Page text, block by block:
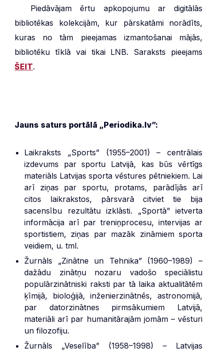
Piedāvājam ērtu apkopojumu ar digitālās
bibliotēkas kolekcijām, kur pārskatāmi norādīts,
kuras no tām pieejamas izmantošanai mājās,
bibliotēku tīklā vai tikai LNB. Saraksts pieejams
ŠEIT.
Jauns saturs portālā „Periodika.lv”:
Laikraksts „Sports” (1955–2001) – centrālais
izdevums par sportu Latvijā, kas būs vērtīgs
materiāls Latvijas sporta vēstures pētniekiem. Lai
arī ziņas par sportu, protams, parādījās arī
citos laikrakstos, pārsvarā citviet tie bija
sacensību rezultātu izklāsti. „Sportā” ietverta
informācija arī par treniņprocesu, intervijas ar
sportistiem, ziņas par mazāk zināmiem sporta
veidiem, u. tml.
Žurnāls „Zinātne un Tehnika” (1960–1989) –
dažādu zinātņu nozaru vadošo speciālistu
populārzinātniski raksti par tā laika aktualitātēm
ķīmijā, bioloģijā, inženierzinātnēs, astronomijā,
par datorzinātnes pirmsākumiem Latvijā,
materiāli arī par humanitārajām jomām – vēsturi
un filozofiju.
Žurnāls „Veselība” (1958–1998) – Latvijas